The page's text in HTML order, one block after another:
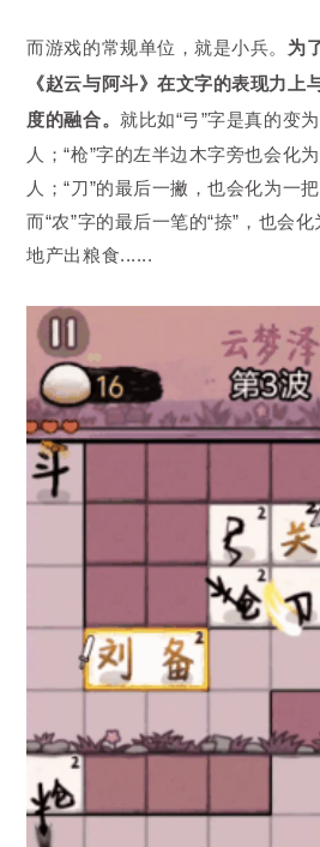
而游戏的常规单位，就是小兵。 为
《赵云与阿斗》在文字的表现力上
度的融合。 就比如“弓”字是真的变
人；“枪”字的左半边木字旁也会化
人；“刀”的最后一撇，也会化为一
而“农”字的最后一笔的“捺”，也会
地产出粮食......